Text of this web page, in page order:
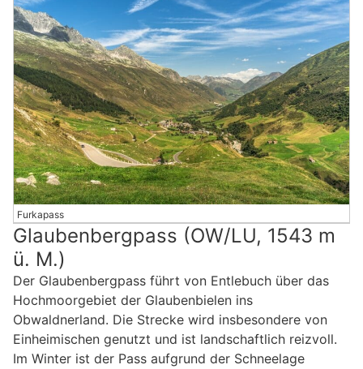
Furkapass
Glaubenbergpass (OW/LU, 1543 m
ü. M.)
Der Glaubenbergpass führt von Entlebuch über das
Hochmoorgebiet der Glaubenbielen ins
Obwaldnerland. Die Strecke wird insbesondere von
Einheimischen genutzt und ist landschaftlich reizvoll.
Im Winter ist der Pass aufgrund der Schneelage